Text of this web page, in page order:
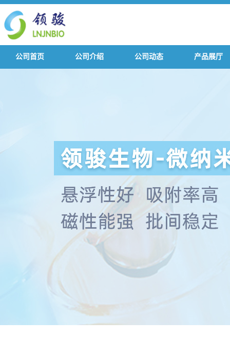
公司首页 公司介绍 公司动态 产品展厅